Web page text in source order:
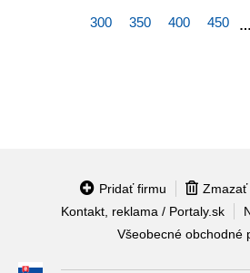
300 350 400 450 …
Pridať firmu Zmazať
Kontakt, reklama / Portaly.sk
Všeobecné obchodné